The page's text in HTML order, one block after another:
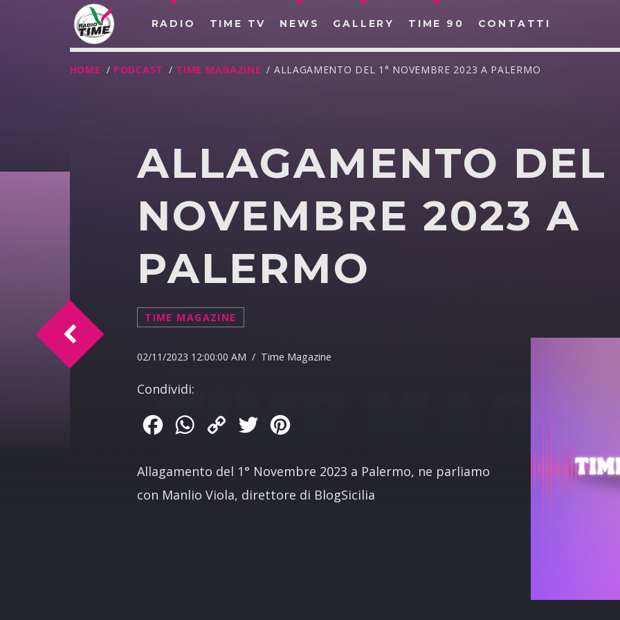
RADIO TIME TV NEWS GALLERY TIME 90 CONTATTI
CERCA NEL SITO WEB:
HOME / PODCAST / TIME MAGAZINE / ALLAGAMENTO DEL 1° NOVEMBRE 2023 A PALERMO
ALLAGAMENTO DEL
NOVEMBRE 2023 A
PALERMO
TIME MAGAZINE
02/11/2023 12:00:00 AM / Time Magazine
Condividi:
FacebookWhatsApp
Copy
Twitter
Allagamento del 1° Novembre 2023 a Palermo, ne parliamo
con Manlio Viola, direttore di BlogSicilia
Illuminazione a Palermo